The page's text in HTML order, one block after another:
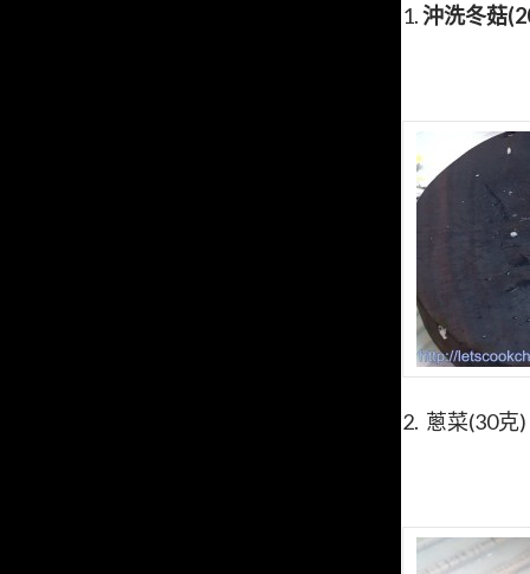
1.沖洗冬菇
2. 蔥菜(30克